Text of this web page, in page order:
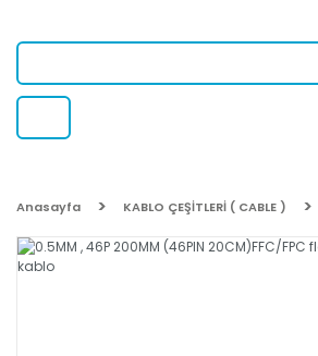
Anasayfa KABLO ÇEŞİTLERİ ( CABLE )